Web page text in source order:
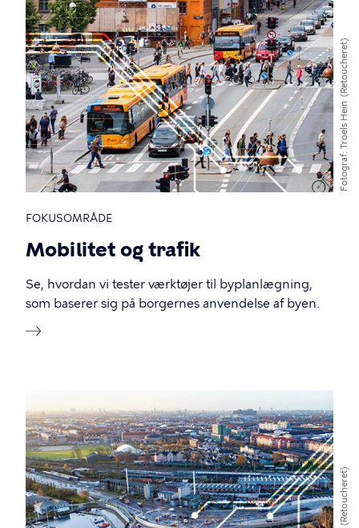
Fotograf
Troels Hein
(Retoucheret)
FOKUSOMRÅDE
Mobilitet og trafik
Se, hvordan vi tester værktøjer til byplanlægning,
som baserer sig på borgernes anvendelse af byen.
(Retoucheret)